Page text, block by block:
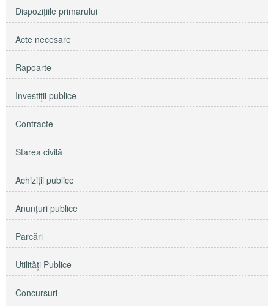
Dispoziţiile primarului
Acte necesare
Rapoarte
Investiţii publice
Contracte
Starea civilă
Achiziţii publice
Anunţuri publice
Parcări
Utilităţi Publice
Concursuri